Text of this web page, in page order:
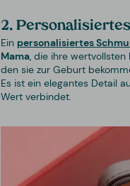
2.
Ein personalisiertes
Mama, die ihre wertvollsten
den sie zur Geburt
Es ist ein elegantes Detail
Wert verbindet.